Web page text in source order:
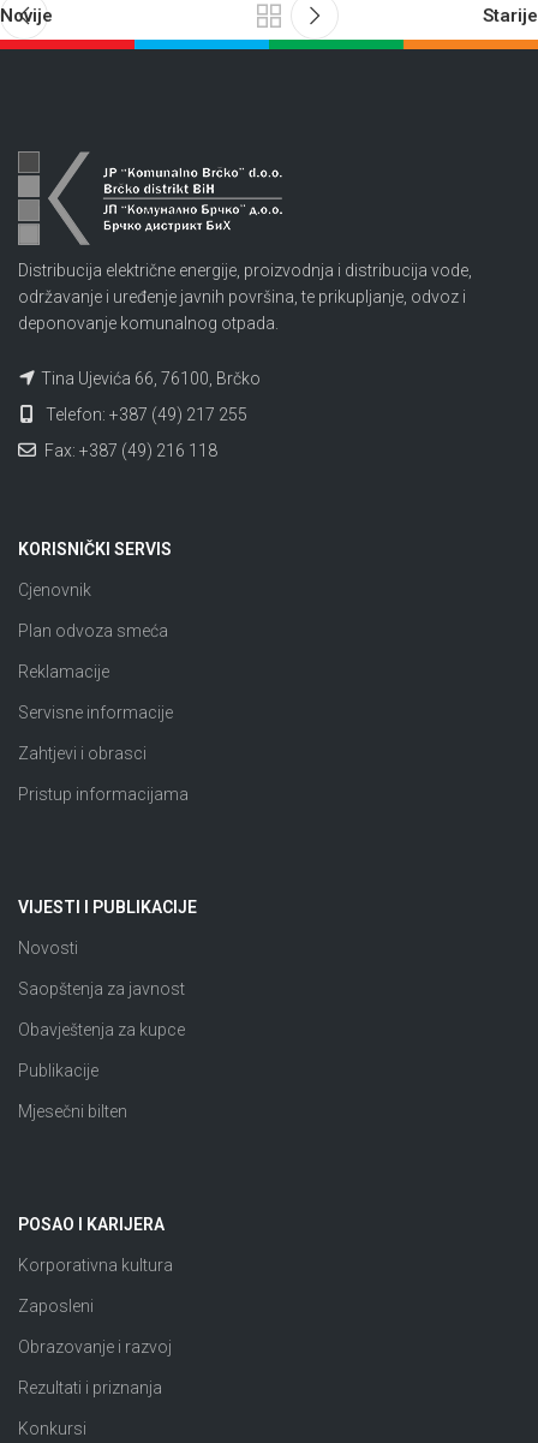
Novije Starije
Distribucija električne energije, proizvodnja i distribucija vode,
održavanje i uređenje javnih površina, te prikupljanje, odvoz i
deponovanje komunalnog otpada.
Tina Ujevića 66, 76100, Brčko
Telefon: +387 (49) 217 255
Fax: +387 (49) 216 118
KORISNIČKI SERVIS
Cjenovnik
Plan odvoza smeća
Reklamacije
Servisne informacije
Zahtjevi i obrasci
Pristup informacijama
VIJESTI I PUBLIKACIJE
Novosti
Saopštenja za javnost
Obavještenja za kupce
Publikacije
Mjesečni bilten
POSAO I KARIJERA
Korporativna kultura
Zaposleni
Obrazovanje i razvoj
Rezultati i priznanja
Konkursi